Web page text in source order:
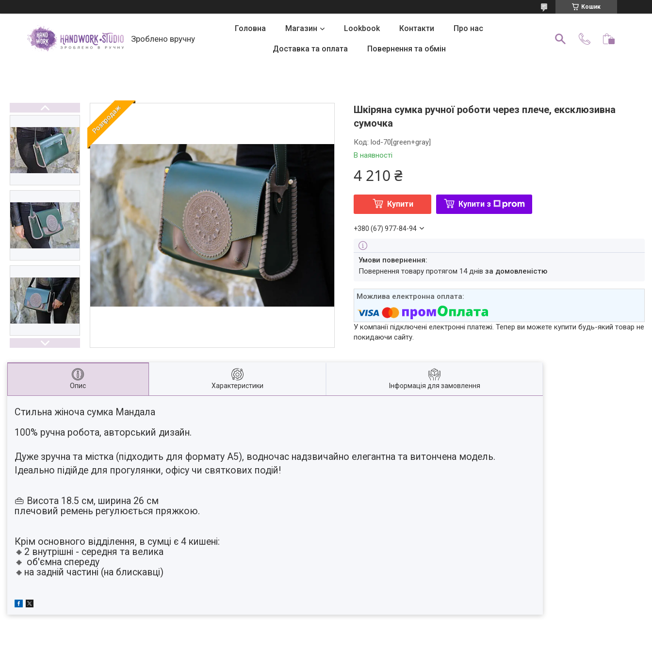
Кошик
Зроблено вручну
Головна Магазин Lookbook Контакти Про нас
Доставка та оплата Повернення та обмін
Розпродаж
Шкіряна сумка ручної роботи через плече, ексклюзивна
сумочка
В наявності
Код:lod-70[green+gray]
4 210 ₴
Купити Купити з
+380 (67) 977-84-94
повернення товару протягом 14 днівза домовленістю
У компанії підключені електронні платежі. Тепер ви можете купити будь-який товар не
покидаючи сайту.
Опис Характеристики Інформація для замовлення
Стильна жіноча сумка Мандала
100% ручна робота, авторський дизайн.
Дуже зручна та містка (підходить для формату А5), водночас надзвичайно елегантна та витончена модель.
Ідеально підійде для прогулянки, офісу чи святкових подій!
👜 Висота 18.5 см, ширина 26 см
плечовий ремень регулюється пряжкою.
Крім основного відділення, в сумці є 4 кишені:
🔸2 внутрішні - середня та велика
🔸 об'ємна спереду
🔸на задній частині (на блискавці)